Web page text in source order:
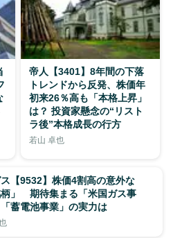
帝人【3401】8年間の下落
トレンドから反発、株価年
初来26％高も「本格上昇」
は？ 投資家懸念の“リスト
ラ後”本格成長の行方
若山 卓也
【9532】株価4割高の意外な
柄」 期待集まる「米国ガス事
蓄電池事業」の実力は